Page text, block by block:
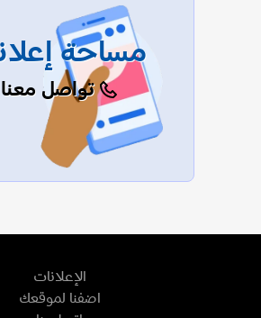
مساحة
تواصل معنا
الإعلانات
اضفنا لموقعك